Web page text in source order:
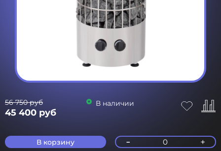
45 400 руб
56 750 руб В наличии
В корзину - 0 +